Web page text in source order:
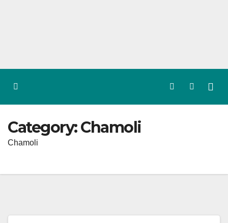
Category:Chamoli
Chamoli